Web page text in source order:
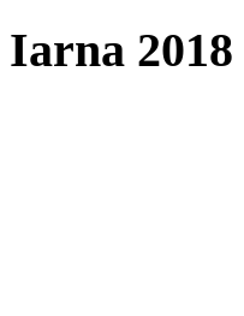
Iarna 2018